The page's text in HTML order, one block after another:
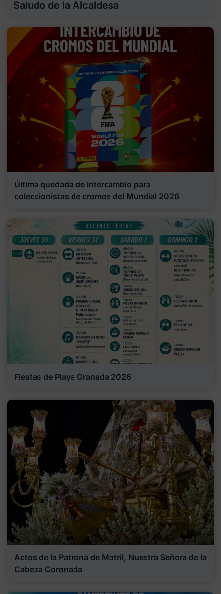
Saludo de la Alcaldesa
Última quedada de intercambio para
coleccionistas de cromos del Mundial 2026
Fiestas de Playa Granada 2026
Actos de la Patrona de Motril, Nuestra Señora de la
Cabeza Coronada